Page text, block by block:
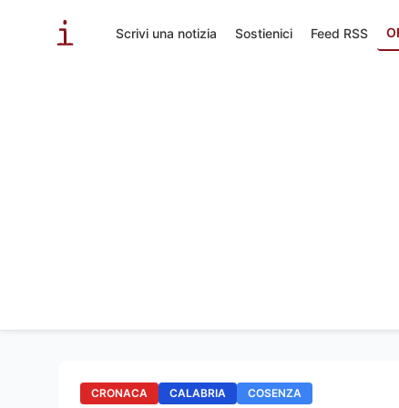
Scrivi una notizia Sostienici Feed RSS
CRONACA CALABRIA COSENZA